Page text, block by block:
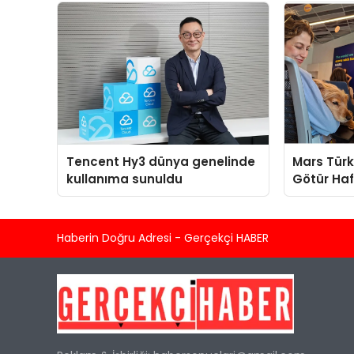
sergiledi Yaratıyor
Tencent Hy3 dünya genelinde
kullanıma sunuldu
Mars
Götür
Haberin Doğru Adresi - Gerçekçi HABER